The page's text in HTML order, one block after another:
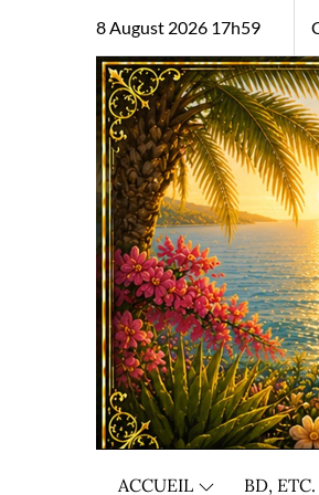
8 August 2026 17h59
ACCUEIL BD, ETC.